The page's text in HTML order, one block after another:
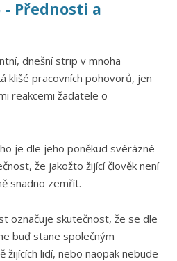
- Přednosti a
dnešní strip v mnoha
klišé pracovních pohovorů, jen
reakcemi žadatele o
je dle jeho poněkud svérázné
že jakožto žijící člověk není
snadno zemřít.
označuje skutečnost, že se dle
buď stane společným
žijících lidí, nebo naopak nebude